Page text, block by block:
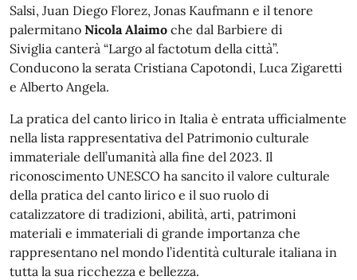
Salsi, Juan Diego Florez, Jonas Kaufmann e il tenore
palermitano Nicola Alaimo che dal Barbiere di
Siviglia canterà “Largo al factotum della città”.
Conducono la serata Cristiana Capotondi, Luca Zigaretti
e Alberto Angela.
La pratica del canto lirico in Italia è entrata ufficialmente
nella lista rappresentativa del Patrimonio culturale
immateriale dell’umanità alla fine del 2023. Il
riconoscimento UNESCO ha sancito il valore culturale
della pratica del canto lirico e il suo ruolo di
catalizzatore di tradizioni, abilità, arti, patrimoni
materiali e immateriali di grande importanza che
rappresentano nel mondo l’identità culturale italiana in
tutta la sua ricchezza e bellezza.